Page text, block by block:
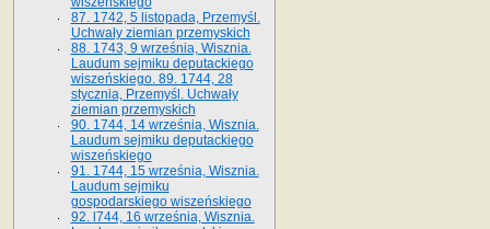
87. 1742, 5 listopada, Przemyśl.
Uchwały ziemian przemyskich
88. 1743, 9 września, Wisznia.
Laudum sejmiku deputackiego
wiszeńskiego. 89. 1744, 28
stycznia, Przemyśl. Uchwały
ziemian przemyskich
90. 1744, 14 września, Wisznia.
Laudum sejmiku deputackiego
wiszeńskiego
91. 1744, 15 września, Wisznia.
Laudum sejmiku
gospodarskiego wiszeńskiego
92. l744, 16 września, Wisznia.